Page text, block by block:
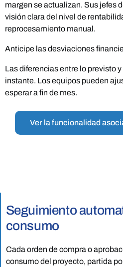
margen se actualizan. Sus jefes
visión clara del nivel de
reprocesamiento manual.
Anticipe las desviaciones
Las diferencias entre lo previsto
instante. Los equipos pueden
esperar a fin de mes.
Ver la funcionalidad
Seguimiento
consumo
Cada orden de compra o
consumo del proyecto, partida